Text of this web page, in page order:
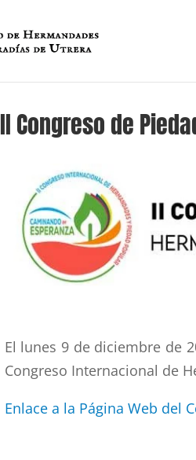
II Congreso de
El lunes 9 de diciembre de
Congreso Internacional de
Enlace a la Página Web del